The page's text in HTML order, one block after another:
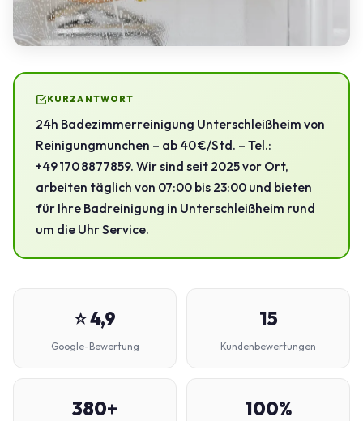
KURZANTWORT
24h Badezimmerreinigung Unterschleißheim von
Reinigungmunchen – ab 40 €/Std. – Tel.:
+49 170 8877859. Wir sind seit 2025 vor Ort,
arbeiten täglich von 07:00 bis 23:00 und bieten
für Ihre Badreinigung in Unterschleißheim rund
um die Uhr Service.
⭐ 4,9
Google-Bewertung
15
Kundenbewertungen
380+ 100%